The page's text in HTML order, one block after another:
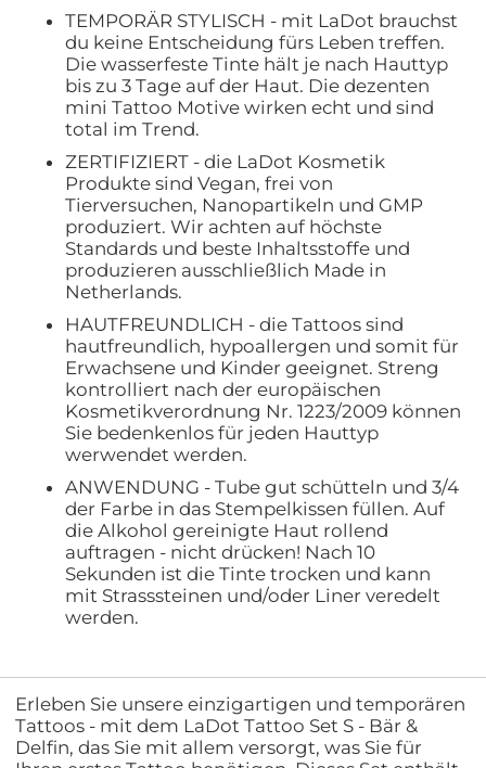
TEMPORÄR STYLISCH - mit LaDot brauchst
du keine Entscheidung fürs Leben treffen.
Die wasserfeste Tinte hält je nach Hauttyp
bis zu 3 Tage auf der Haut. Die dezenten
mini Tattoo Motive wirken echt und sind
total im Trend.
ZERTIFIZIERT - die LaDot Kosmetik
Produkte sind Vegan, frei von
Tierversuchen, Nanopartikeln und GMP
produziert. Wir achten auf höchste
Standards und beste Inhaltsstoffe und
produzieren ausschließlich Made in
Netherlands.
HAUTFREUNDLICH - die Tattoos sind
hautfreundlich, hypoallergen und somit für
Erwachsene und Kinder geeignet. Streng
kontrolliert nach der europäischen
Kosmetikverordnung Nr. 1223/2009 können
Sie bedenkenlos für jeden Hauttyp
werwendet werden.
ANWENDUNG - Tube gut schütteln und 3/4
der Farbe in das Stempelkissen füllen. Auf
die Alkohol gereinigte Haut rollend
auftragen - nicht drücken! Nach 10
Sekunden ist die Tinte trocken und kann
mit Strasssteinen und/oder Liner veredelt
werden.
Erleben Sie unsere einzigartigen und temporären
Tattoos - mit dem LaDot Tattoo Set S - Bär &
Delfin, das Sie mit allem versorgt, was Sie für